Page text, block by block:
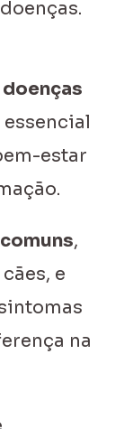
essencial
estar
,
e
na